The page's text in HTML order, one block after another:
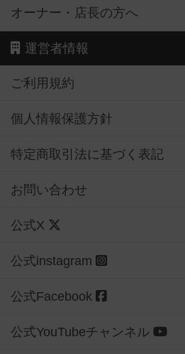
オーナー・店長の方へ
運営者情報
ご利用規約
個人情報保護方針
特定商取引法に基づく表記
お問い合わせ
公式X
公式instagram
公式Facebook
公式YouTubeチャンネル